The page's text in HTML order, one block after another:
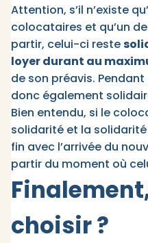
Attention, s’il n’existe
colocataires et qu’un
partir, celui-ci reste
loyer durant au
de son préavis.
donc également
Bien entendu, si le
solidarité et la
fin avec l’arrivée du
partir du moment où
choisir ?